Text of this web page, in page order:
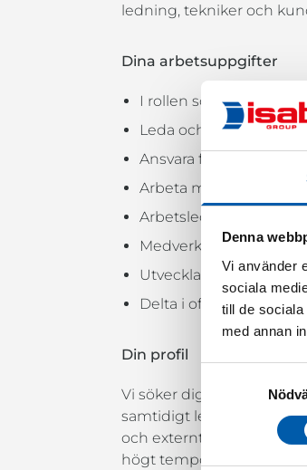
Denna
Vi använder
sociala
till de
med annan
ledning, tekniker och
Dina arbetsuppgifter
I rollen som
Leda och driva projekt
Ansvara för
Arbeta med inköp,
Arbetsleda
Medverka vid
Utveckla befintliga
Delta i offert- och
Din profil
Vi söker dig som är
samtidigt leda andra
och externt. Som ledare
högt tempo och